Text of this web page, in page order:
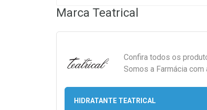
Marca Teatrical
Confira todos os
Somos a Farmácia
HIDRATANTE TEATRICAL